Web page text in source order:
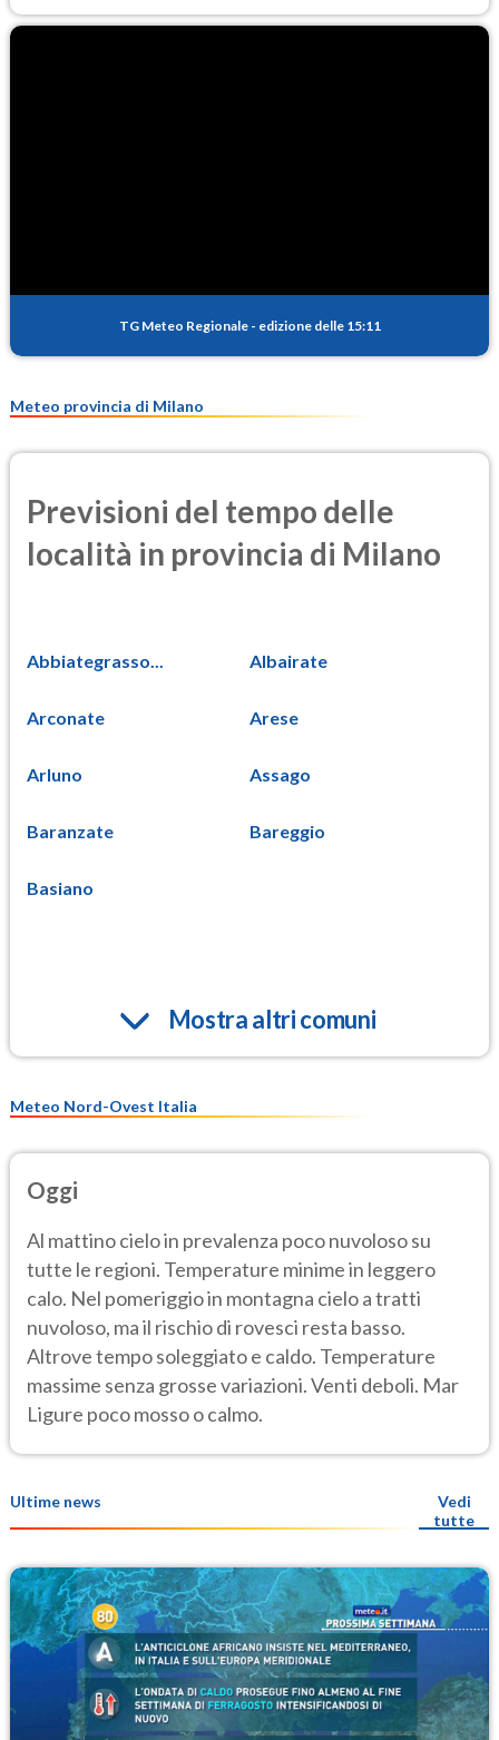
TG Meteo Regionale - edizione delle 15:11
Meteo provincia di Milano
Previsioni del tempo delle
località in provincia di Milano
Abbiategrasso... Albairate
Arconate Arese
Arluno Assago
Baranzate Bareggio
Basiano
Mostra altri comuni
Meteo Nord-Ovest Italia
Oggi
Al mattino cielo in prevalenza poco nuvoloso su
tutte le regioni. Temperature minime in leggero
calo. Nel pomeriggio in montagna cielo a tratti
nuvoloso, ma il rischio di rovesci resta basso.
Altrove tempo soleggiato e caldo. Temperature
massime senza grosse variazioni. Venti deboli. Mar
Ligure poco mosso o calmo.
Ultime news
Vedi
tutte